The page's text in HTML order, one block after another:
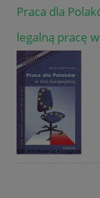
Praca dla
legalną pracę